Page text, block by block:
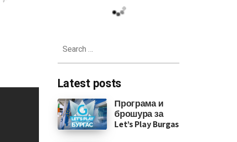
for:
Latest posts
Програма и
брошура за
Let’s Play Burgas